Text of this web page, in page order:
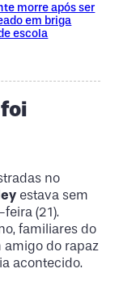
morre após ser
em briga
escola
no
estava sem
(21).
familiares do
amigo do rapaz
acontecido.